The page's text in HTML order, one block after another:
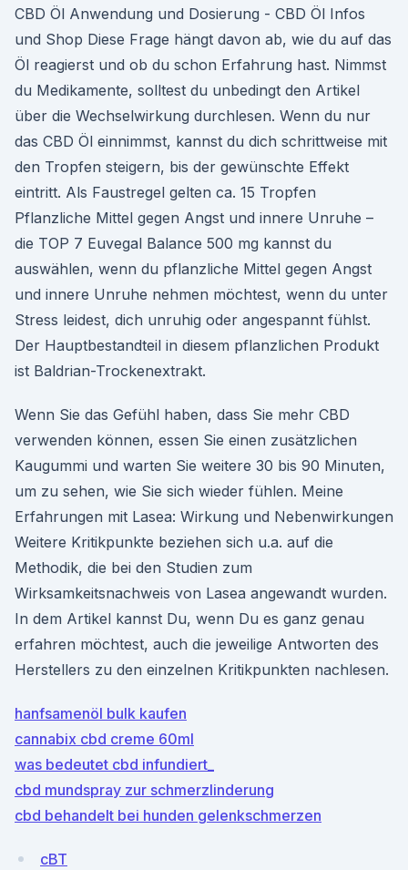
CBD Öl Anwendung und Dosierung - CBD Öl Infos
und Shop Diese Frage hängt davon ab, wie du auf das
Öl reagierst und ob du schon Erfahrung hast. Nimmst
du Medikamente, solltest du unbedingt den Artikel
über die Wechselwirkung durchlesen. Wenn du nur
das CBD Öl einnimmst, kannst du dich schrittweise mit
den Tropfen steigern, bis der gewünschte Effekt
eintritt. Als Faustregel gelten ca. 15 Tropfen
Pflanzliche Mittel gegen Angst und innere Unruhe –
die TOP 7 Euvegal Balance 500 mg kannst du
auswählen, wenn du pflanzliche Mittel gegen Angst
und innere Unruhe nehmen möchtest, wenn du unter
Stress leidest, dich unruhig oder angespannt fühlst.
Der Hauptbestandteil in diesem pflanzlichen Produkt
ist Baldrian-Trockenextrakt.
Wenn Sie das Gefühl haben, dass Sie mehr CBD
verwenden können, essen Sie einen zusätzlichen
Kaugummi und warten Sie weitere 30 bis 90 Minuten,
um zu sehen, wie Sie sich wieder fühlen. Meine
Erfahrungen mit Lasea: Wirkung und Nebenwirkungen
Weitere Kritikpunkte beziehen sich u.a. auf die
Methodik, die bei den Studien zum
Wirksamkeitsnachweis von Lasea angewandt wurden.
In dem Artikel kannst Du, wenn Du es ganz genau
erfahren möchtest, auch die jeweilige Antworten des
Herstellers zu den einzelnen Kritikpunkten nachlesen.
hanfsamenöl bulk kaufen
cannabix cbd creme 60ml
was bedeutet cbd infundiert_
cbd mundspray zur schmerzlinderung
cbd behandelt bei hunden gelenkschmerzen
cBT